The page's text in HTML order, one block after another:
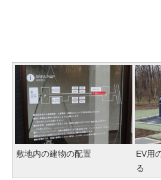
敷地内の建物の配置
EV用
る